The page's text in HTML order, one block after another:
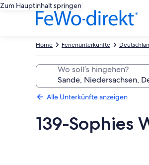
Zum Hauptinhalt springen
Ferienunterkünfte
Home
Wo soll’s hingehen?
Alle Unterkünfte anzeigen
139-Sophies